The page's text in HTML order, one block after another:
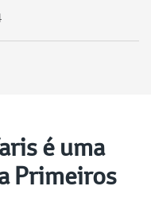
é uma
Primeiros